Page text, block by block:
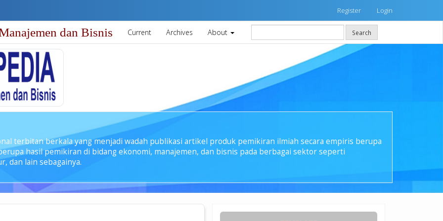
Register Login
dan Bisnis Current Archives About Search
terbitan berkala yang menjadi wadah publikasi artikel produk pemikiran ilmiah secara empiris berupa
hasil pemikiran di bidang ekonomi, manajemen, dan bisnis pada berbagai sektor seperti
dan lain sebagainya.